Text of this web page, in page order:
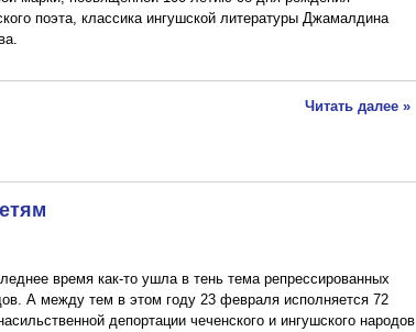
поэта, классика ингушской литературы Джамалдина
Читать далее »
время как-то ушла в тень тема репрессированных
А между тем в этом году 23 февраля исполняется 72
депортации чеченского и ингушского народов